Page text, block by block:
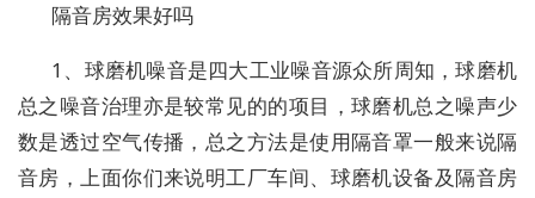
隔音房效果好吗
1、球磨机噪音是四大工业噪音源众所周知，球磨机
总之噪音治理亦是较常见的的项目，球磨机总之噪声少
数是透过空气传播，总之方法是使用隔音罩一般来说隔
音房，上面你们来说明工厂车间、球磨机设备及隔音房